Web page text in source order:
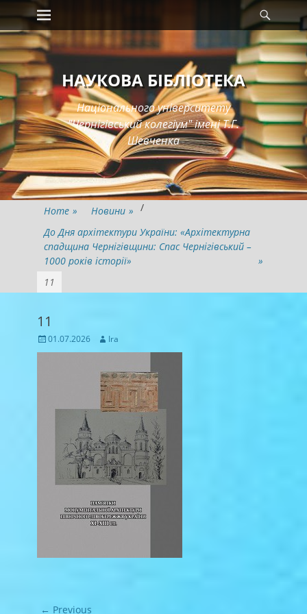
Skip
to
content
Primary Menu
НАУКОВА БІБЛІОТЕКА
Національного університету
"Чернігівський колегіум" імені Т.Г.
Шевченка
Home » Новини » /
До Дня архітектури України: «Архітектурна
спадщина Чернігівщини: Спас Чернігівський –
1000 років історії»
»
11
11
Posted
on
01.07.2026 Author
Ira
Навігація
← Previous